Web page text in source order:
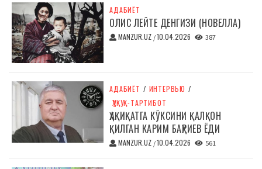
АДАБИЁТ
ОЛИС ЛЕЙТЕ ДЕНГИЗИ (НОВЕЛЛА)
MANZUR.UZ /10.04.2026 387
АДАБИЁТ / ИНТЕРВЬЮ /
ҲУҚУҚ-ТАРТИБОТ
ҲАҚИҚАТГА КЎКСИНИ ҚАЛҚОН
ҚИЛГАН КАРИМ БАҲРИЕВ ЁДИ
MANZUR.UZ /10.04.2026 561